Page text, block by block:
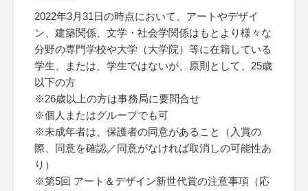
2022年3月31日の時点において、アートやデザイ
ン、建築関係、文学・社会学関係はもとより様々な
分野の専門学校や大学（大学院）等に在籍している
学生、または、学生ではないが、原則として、25歳
以下の方
※26歳以上の方は事務局に要問合せ
※個人またはグループでも可
※未成年者は、保護者の同意があること（入賞の
際、同意を確認／同意がなければ取消しの可能性あ
り）
※第5回 アート＆デザイン新世代賞の注意事項（応